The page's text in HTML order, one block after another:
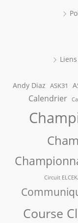
Andy Diaz ASK31
Calendrier
Circuit
Course